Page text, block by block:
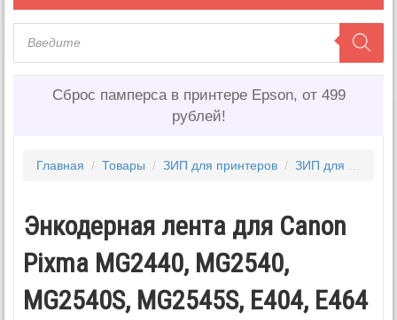
Сброс памперса в принтере Epson, от 499
рублей!
Главная / Товары / ЗИП для принтеров / ЗИП для CANON
Энкодерная лента для Canon
Pixma MG2440, MG2540,
MG2540S, MG2545S, E404, E464